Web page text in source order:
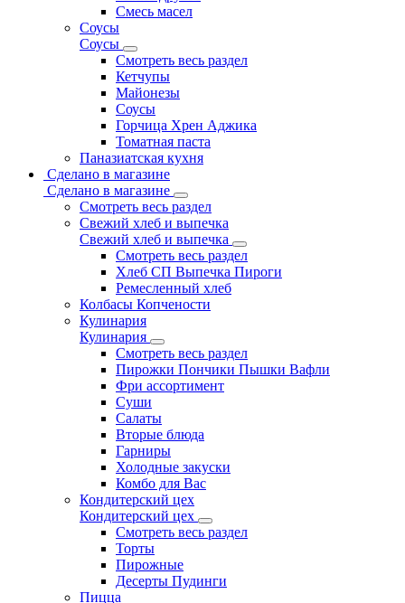
Смесь масел
Соусы
Соусы
Смотреть весь раздел
Кетчупы
Майонезы
Соусы
Горчица Хрен Аджика
Томатная паста
Паназиатская кухня
Сделано в магазине
Сделано в магазине
Смотреть весь раздел
Свежий хлеб и выпечка
Свежий хлеб и выпечка
Смотреть весь раздел
Хлеб СП Выпечка Пироги
Ремесленный хлеб
Колбасы Копчености
Кулинария
Кулинария
Смотреть весь раздел
Пирожки Пончики Пышки Вафли
Фри ассортимент
Суши
Салаты
Вторые блюда
Гарниры
Холодные закуски
Комбо для Вас
Кондитерский цех
Кондитерский цех
Смотреть весь раздел
Торты
Пирожные
Десерты Пудинги
Пицца